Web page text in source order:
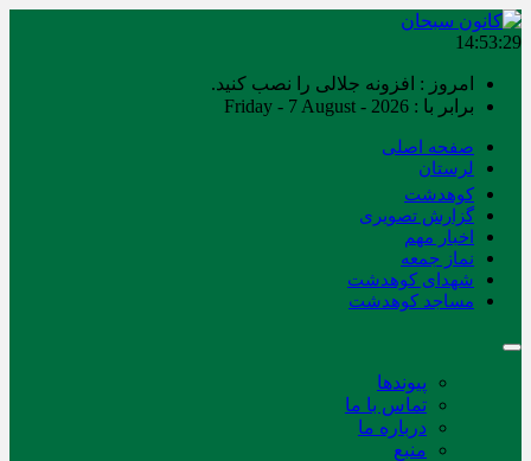
14:53:30
امروز : افزونه جلالی را نصب کنید.
برابر با : Friday - 7 August - 2026
صفحه اصلی
لرستان
کوهدشت
گزارش تصویری
اخبار مهم
نماز جمعه
شهدای کوهدشت
مساجد کوهدشت
پیوندها
تماس با ما
درباره ما
منبع